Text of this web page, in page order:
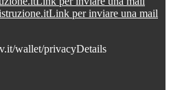
Link per inviare una mail
wallet/privacyDetails